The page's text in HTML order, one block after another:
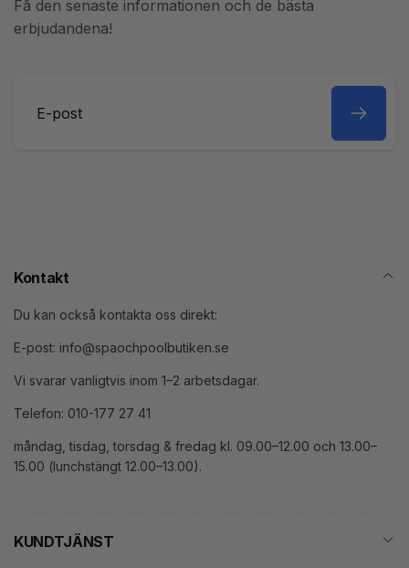
Få den senaste informationen och de bästa
erbjudandena!
Kontakt
Du kan också kontakta oss direkt:
E-post: info@spaochpoolbutiken.se
Vi svarar vanligtvis inom 1–2 arbetsdagar.
Telefon: 010-177 27 41
måndag, tisdag, torsdag & fredag kl. 09.00–12.00 och 13.00–
15.00 (lunchstängt 12.00–13.00).
KUNDTJÄNST